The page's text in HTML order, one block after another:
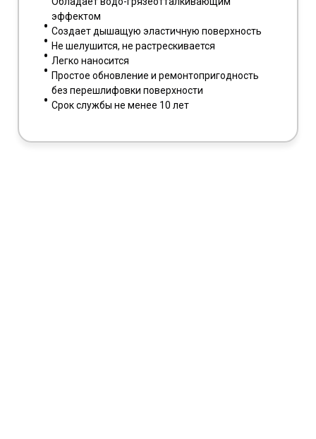
эффектом
Создает дышащую эластичную поверхность
Не шелушится, не растрескивается
Легко наносится
Простое обновление и ремонтопригодность
без перешлифовки поверхности
Срок службы не менее 10 лет